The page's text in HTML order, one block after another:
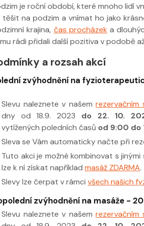
je roční období, které mnoho lidí
těšit na podzim a vnímat ho jako
krajina, čas procházek a
rádi přidali další pozitiva v podobě
a rozsah akcí
zvýhodnění na
Slevu naleznete v našemrezervačním
dny od 18.9. 2023 do 22. 10.
vytížených poledních časů od 9:00 do
Sleva se Vám automaticky načte při
Tuto akci je možné kombinovat s jinými
lze k ní získat například masáž ZDARMA.
Slevy lze čerpat v rámci všech našich
zvýhodnění na masáže -
Slevu naleznete v našemrezervačním
Nabídka